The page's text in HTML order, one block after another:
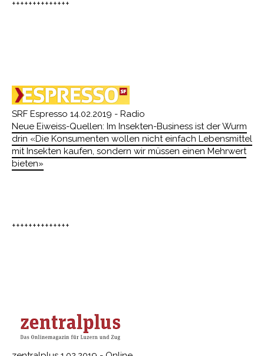
++++++++++++++
SRF Espresso 14.02.2019 - Radio
Neue Eiweiss-Quellen: Im Insekten-Business ist der Wurm
drin «Die Konsumenten wollen nicht einfach Lebensmittel
mit Insekten kaufen, sondern wir müssen einen Mehrwert
bieten»
++++++++++++++